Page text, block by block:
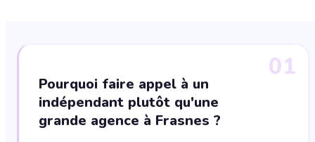
01
Pourquoi faire appel à un
indépendant plutôt qu'une
grande agence à Frasnes ?